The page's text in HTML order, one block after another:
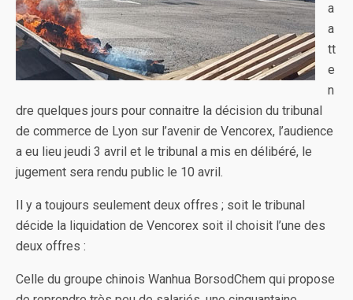
a
a
tt
e
n
dre quelques jours pour connaitre la décision du tribunal
de commerce de Lyon sur l’avenir de Vencorex, l’audience
a eu lieu jeudi 3 avril et le tribunal a mis en délibéré, le
jugement sera rendu public le 10 avril.
Il y a toujours seulement deux offres ; soit le tribunal
décide la liquidation de Vencorex soit il choisit l’une des
deux offres :
Celle du groupe chinois Wanhua BorsodChem qui propose